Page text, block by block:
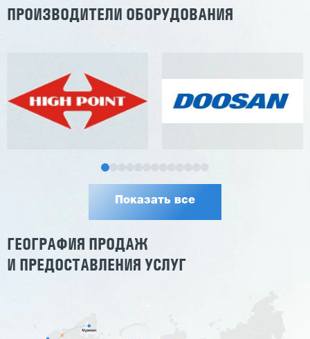
ПРОИЗВОДИТЕЛИ ОБОРУДОВАНИЯ
Показать все
ГЕОГРАФИЯ ПРОДАЖ
И ПРЕДОСТАВЛЕНИЯ УСЛУГ